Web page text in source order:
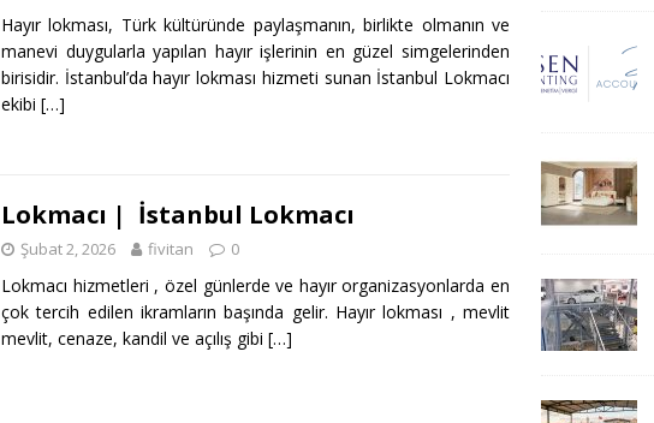
Hayır lokması, Türk kültüründe paylaşmanın, birlikte olmanın ve
manevi duygularla yapılan hayır işlerinin en güzel simgelerinden
birisidir. İstanbul’da hayır lokması hizmeti sunan İstanbul Lokmacı
ekibi […]
Lokmacı | İstanbul Lokmacı
Şubat 2, 2026 fivitan 0
Lokmacı hizmetleri , özel günlerde ve hayır organizasyonlarda en
çok tercih edilen ikramların başında gelir. Hayır lokması , mevlit
mevlit, cenaze, kandil ve açılış gibi […]